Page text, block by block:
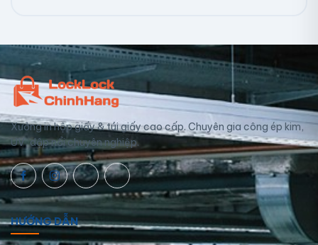
Xưởng in hộp giấy & túi giấy cao cấp. Chuyên gia công ép kim,
UV, dập nổi chuyên nghiệp.
HƯỚNG DẪN